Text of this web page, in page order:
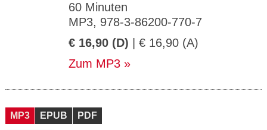
60 Minuten
MP3, 978-3-86200-770-7
€ 16,90 (D) | € 16,90 (A)
Zum MP3
MP3 EPUB PDF